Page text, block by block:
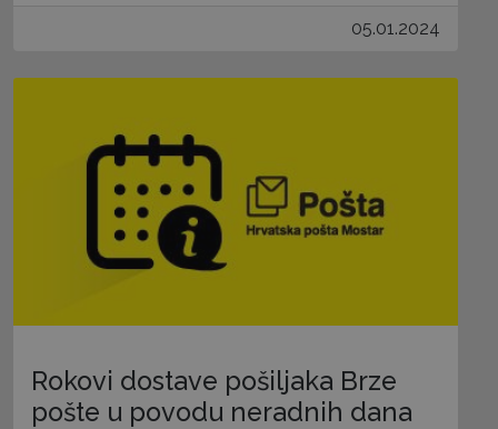
05.01.2024
Rokovi dostave pošiljaka Brze
pošte u povodu neradnih dana